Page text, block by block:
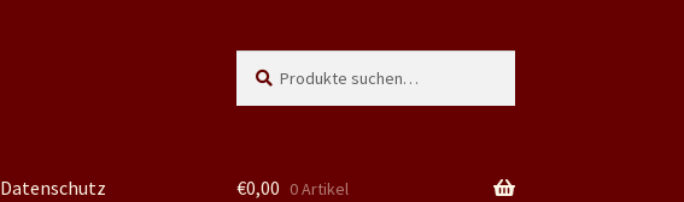
nach:
Datenschutz €0,00 0 Artikel